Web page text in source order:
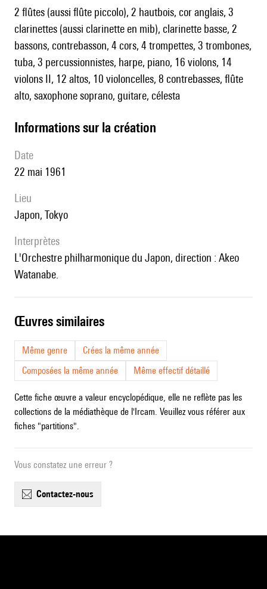
2 flûtes (aussi flûte piccolo), 2 hautbois, cor anglais, 3
clarinettes (aussi clarinette en mib), clarinette basse, 2
bassons, contrebasson, 4 cors, 4 trompettes, 3 trombones,
tuba, 3 percussionnistes, harpe, piano, 16 violons, 14
violons II, 12 altos, 10 violoncelles, 8 contrebasses, flûte
alto, saxophone soprano, guitare, célesta
informations sur la création
date
22 mai 1961
lieu
Japon, Tokyo
interprètes
l'Orchestre philharmonique du Japon, direction : Akeo
Watanabe.
œuvres similaires
Même genre
Crées la même année
Composées la même année
Même effectif détaillé
Cette fiche œuvre a valeur encyclopédique, elle ne reflète pas les
collections de la médiathèque de l'Ircam. Veuillez vous référer aux
fiches "partitions".
Vous constatez une erreur ?
contactez-nous